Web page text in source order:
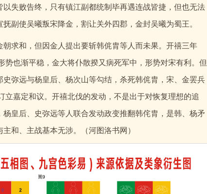
失败告终，只有镇江副都统制毕再遇连战皆捷，但也无法
副使吴曦叛宋降金，割让关外四郡，金封吴曦为蜀王。
求和，但因金人提出要斩韩侂胄等人而未果。开禧三年
势也渐平稳，金大将仆散揆又病死军中，形势对宋有利。但
弥远与杨皇后、杨次山等勾结，杀死韩侂胄，宋、金罢兵
嘉定和议。开禧北伐的发动，不是出于对恢复理想的追
皇后、史弥远等人联合发动政变推翻韩侘胄，是韩、杨矛
和、主战基本无涉。（河图洛书网）